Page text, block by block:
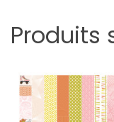
Produits